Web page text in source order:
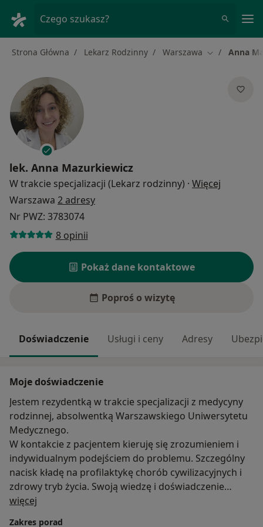
Czego szukasz?
Strona Główna Lekarz Rodzinny Warszawa Zmień miasto
Anna
lek. Anna Mazurkiewicz
W trakcie specjalizacji (Lekarz rodzinny) · Więcej
Warszawa 2 adresy
Nr PWZ: 3783074
8 opinii
Pokaż dane kontaktowe
Poproś o wizytę
Doświadczenie Usługi i ceny Adresy
Moje doświadczenie
Jestem rezydentką w trakcie specjalizacji z medycyny
rodzinnej, absolwentką Warszawskiego Uniwersytetu
Medycznego.
W kontakcie z pacjentem kieruję się zrozumieniem i
indywidualnym podejściem do problemu. Szczególny
nacisk kładę na profilaktykę chorób cywilizacyjnych i
zdrowy tryb życia. Swoją wiedzę i doświadczenie
poszerzam poprzez aktywne uczestnictwo w licznych
więcej
Zakres porad